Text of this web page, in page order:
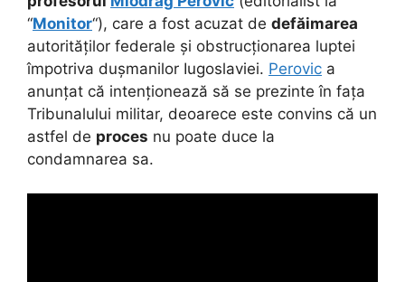
“Monitor“), care a fost acuzat de defăimarea
autorităților federale și obstrucționarea luptei
împotriva dușmanilor Iugoslaviei. Perovic a
anunțat că intenționează să se prezinte în fața
Tribunalului militar, deoarece este convins că un
astfel de proces nu poate duce la
condamnarea sa.